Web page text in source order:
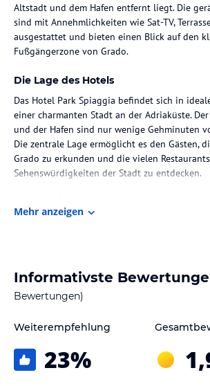
Altstadt und dem Hafen entfernt liegt. Die
sind mit Annehmlichkeiten wie Sat-TV,
ausgestattet und bieten einen Blick auf den
Fußgängerzone von Grado.
Die Lage des Hotels
Das Hotel Park Spiaggia befindet sich in
einer charmanten Stadt an der Adriaküste.
und der Hafen sind nur wenige Gehminuten
Die zentrale Lage ermöglicht es den Gästen,
Grado zu erkunden und die vielen
Sehenswürdigkeiten der Stadt zu entdecken.
schönen Blick auf den kleinen Park und laden
ein.
Gastronomie im Hotel
Restaurants und gastronomischen
Hotelrestaurant serviert köstliche Gerichte der
Mehr anzeigen
Informativste
Bewertungen)
Weiterempfehlung
23%